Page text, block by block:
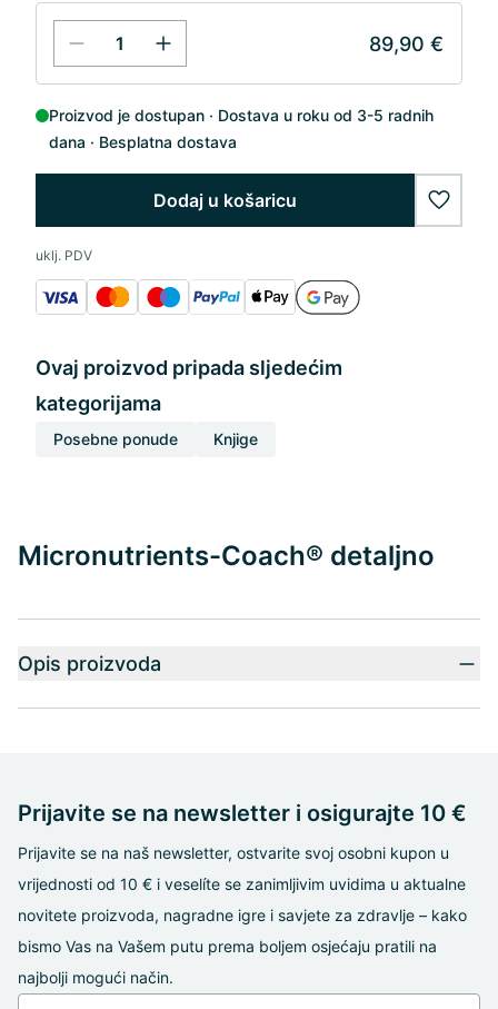
89,90 €
Proizvod je dostupan
Dostava u roku od 3-5 radnih
dana
Besplatna dostava
Dodaj u košaricu
uklj. PDV
Ovaj proizvod pripada sljedećim
kategorijama
Posebne ponude Knjige
Micronutrients-Coach® detaljno
Opis proizvoda
Prijavite se na newsletter i osigurajte 10 €
Prijavite se na naš newsletter, ostvarite svoj osobni kupon u
vrijednosti od 10 € i veselíte se zanimljivim uvidima u aktualne
novitete proizvoda, nagradne igre i savjete za zdravlje – kako
bismo Vas na Vašem putu prema boljem osjećaju pratili na
najbolji mogući način.